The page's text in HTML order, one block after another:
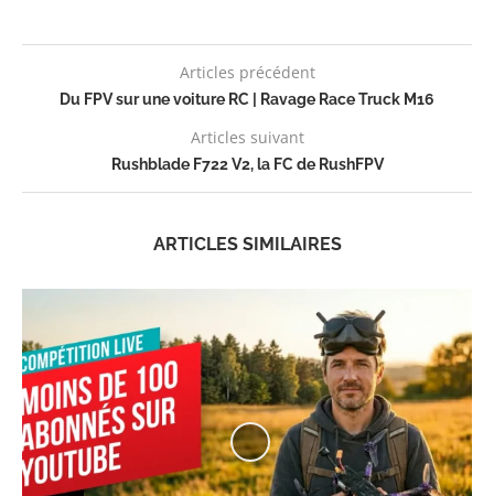
Articles précédent
Du FPV sur une voiture RC | Ravage Race Truck M16
Articles suivant
Rushblade F722 V2, la FC de RushFPV
ARTICLES SIMILAIRES